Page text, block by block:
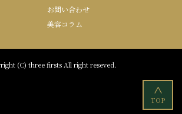
お問い合わせ
美容コラム
(C) three firsts All right reseved.
<
TOP